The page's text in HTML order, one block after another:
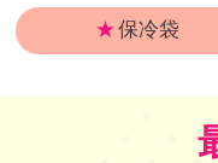
★保冷袋